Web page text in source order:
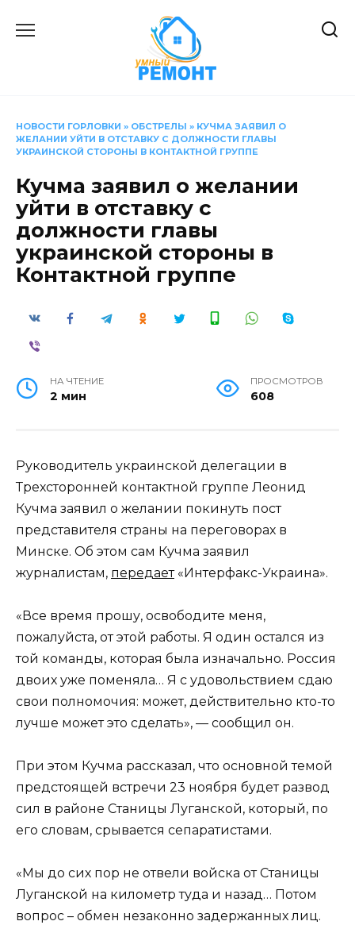
НОВОСТИ ГОРЛОВКИ » ОБСТРЕЛЫ » КУЧМА ЗАЯВИЛ О
ЖЕЛАНИИ УЙТИ В ОТСТАВКУ С ДОЛЖНОСТИ ГЛАВЫ
УКРАИНСКОЙ СТОРОНЫ В КОНТАКТНОЙ ГРУППЕ
Кучма заявил о желании
уйти в отставку с
должности главы
украинской стороны в
Контактной группе
НА ЧТЕНИЕ
2 мин
ПРОСМОТРОВ
608
Руководитель украинской делегации в
Трехсторонней контактной группе Леонид
Кучма заявил о желании покинуть пост
представителя страны на переговорах в
Минске. Об этом сам Кучма заявил
журналистам, передает«Интерфакс-Украина».
«Все время прошу, освободите меня,
пожалуйста, от этой работы. Я один остался из
той команды, которая была изначально. Россия
двоих уже поменяла… Я с удовольствием сдаю
свои полномочия: может, действительно кто-то
лучше может это сделать», — сообщил он.
При этом Кучма рассказал, что основной темой
предстоящей встречи 23 ноября будет развод
сил в районе Станицы Луганской, который, по
его словам, срывается сепаратистами.
«Мы до сих пор не отвели войска от Станицы
Луганской на километр туда и назад… Потом
вопрос – обмен незаконно задержанных лиц.